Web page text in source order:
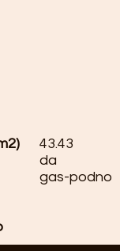
43.43
da
gas-podno